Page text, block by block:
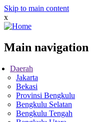
Skip to main content
x
Main navigation
Daerah
Jakarta
Bekasi
Provinsi Bengkulu
Bengkulu Selatan
Bengkulu Tengah